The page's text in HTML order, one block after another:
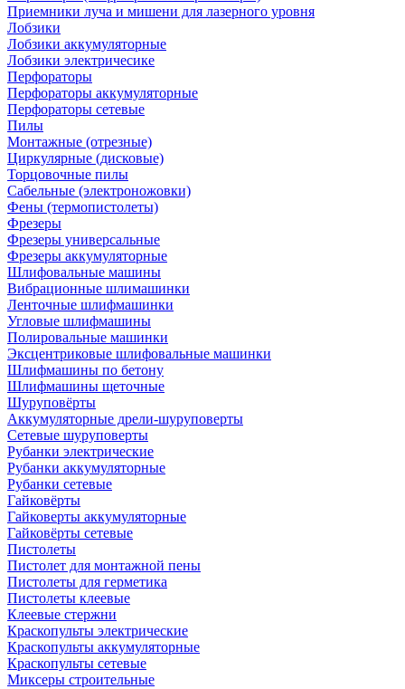
Приемники луча и мишени для лазерного уровня
Лобзики
Лобзики аккумуляторные
Лобзики электричесике
Перфораторы
Перфораторы аккумуляторные
Перфораторы сетевые
Пилы
Монтажные (отрезные)
Циркулярные (дисковые)
Торцовочные пилы
Сабельные (электроножовки)
Фены (термопистолеты)
Фрезеры
Фрезеры универсальные
Фрезеры аккумуляторные
Шлифовальные машины
Вибрационные шлимашинки
Ленточные шлифмашинки
Угловые шлифмашины
Полировальные машинки
Эксцентриковые шлифовальные машинки
Шлифмашины по бетону
Шлифмашины щеточные
Шуруповёрты
Аккумуляторные дрели-шуруповерты
Сетевые шуруповерты
Рубанки электрические
Рубанки аккумуляторные
Рубанки сетевые
Гайковёрты
Гайковерты аккумуляторные
Гайковёрты сетевые
Пистолеты
Пистолет для монтажной пены
Пистолеты для герметика
Пистолеты клеевые
Клеевые стержни
Краскопульты электрические
Краскопульты аккумуляторные
Краскопульты сетевые
Миксеры строительные